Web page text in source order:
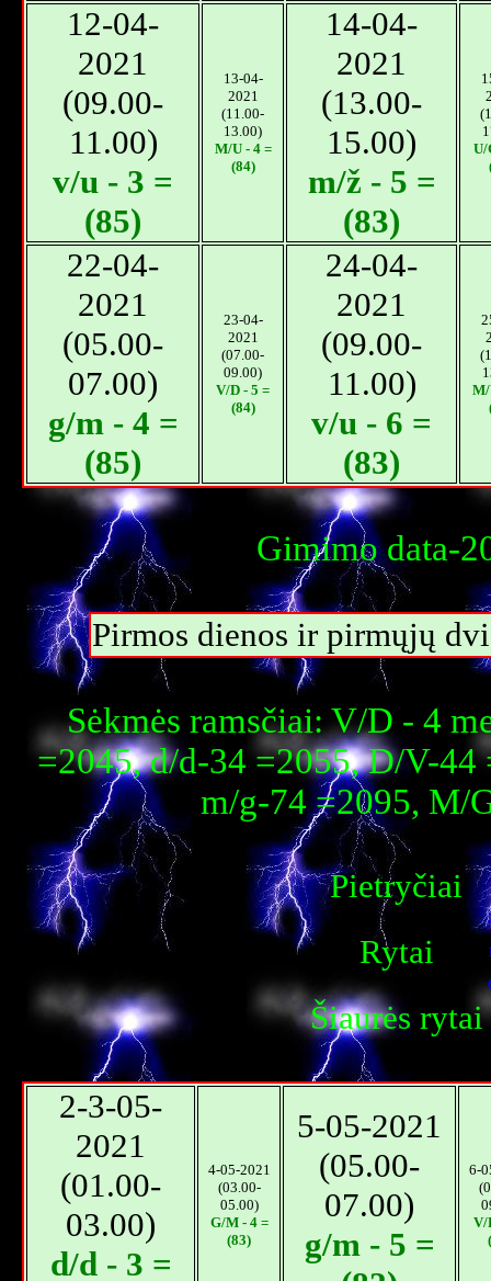
12-04-
2021
(09.00-
11.00)
v/u - 3 =
(85)
13-04-
2021
(11.00-
13.00)
M/U - 4 =
(84)
14-04-
2021
(13.00-
15.00)
m/ž - 5 =
(83)
U/
22-04-
2021
(05.00-
07.00)
g/m - 4 =
(85)
23-04-
2021
(07.00-
09.00)
V/D - 5 =
(84)
24-04-
2021
(09.00-
11.00)
v/u - 6 =
(83)
M/
Gimimo data-
Pirmos dienos ir pirmųjų
Sėkmės ramsčiai: V/D - 4
=2045, d/d-34 =2055, D/V-
m/g-74 =2095, M/
Pietryčiai
Rytai
Šiaurės rytai
2-3-05-
2021
(01.00-
03.00)
d/d - 3 =
4-05-2021
(03.00-
05.00)
G/M - 4 =
(83)
5-05-2021
(05.00-
07.00)
g/m - 5 =
6-
V/